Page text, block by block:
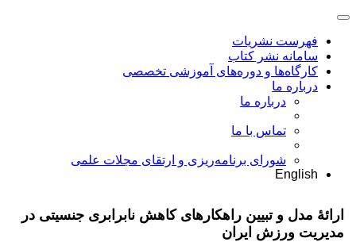
فهرست نشریات
سامانه نشر کتاب
کارگاه‌ها و دوره‌های آموزشی تخصصی
درباره ما
درباره ما
تماس با ما
شورای برنامه‌ریزی و ارتقای مجلات علمی
English
ارائۀ مدل و تبیین راهکارهای کاهش نابرابری جنسیتی در
مدیریت ورزش ایران